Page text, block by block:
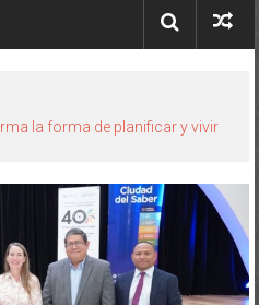
la forma de planificar y vivir